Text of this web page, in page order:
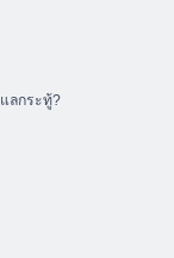
ลกระทู้?